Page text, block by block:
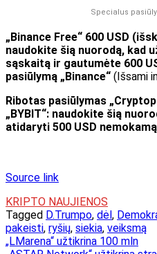
Specialus
„Binance Free“ 600 USD
naudokite šią nuorodą, kad
sąskaitą ir gautumėte 600
pasiūlymą „Binance“ (Išsami
Ribotas pasiūlymas
„BYBIT“: naudokite šią
atidaryti 500 USD
Source link
KRIPTO NAUJIENOS
Tagged D.Trumpo, dėl,
pakeisti, ryšių, siekia, veiksmą
Navigacija
„LMarena“ užtikrina 100 mln